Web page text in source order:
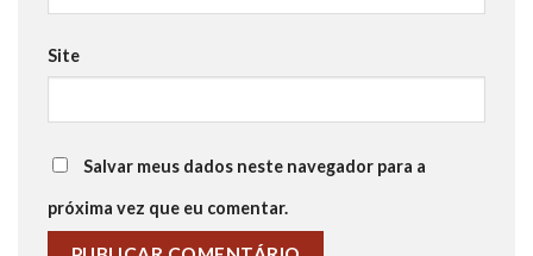
Site
Salvar meus dados neste navegador para a
próxima vez que eu comentar.